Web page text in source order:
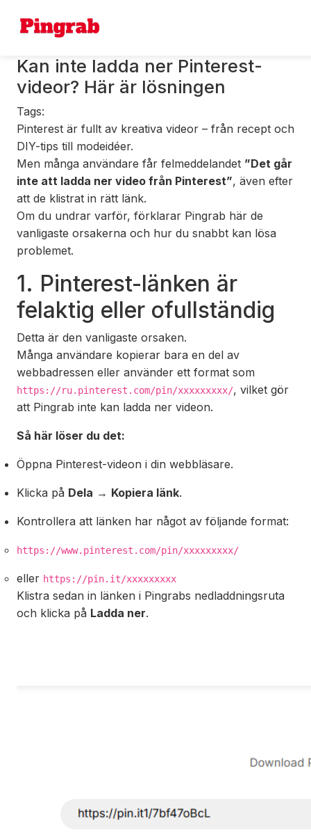
Kan inte ladda ner Pinterest-
videor? Här är lösningen
Tags:
Pinterest är fullt av kreativa videor – från recept och
DIY-tips till modeidéer.
Men många användare får felmeddelandet ”Det går
inte att ladda ner video från Pinterest”, även efter
att de klistrat in rätt länk.
Om du undrar varför, förklarar Pingrab här de
vanligaste orsakerna och hur du snabbt kan lösa
problemet.
1. Pinterest-länken är
felaktig eller ofullständig
Detta är den vanligaste orsaken.
Många användare kopierar bara en del av
webbadressen eller använder ett format som
https://ru.pinterest.com/pin/xxxxxxxxx/, vilket gör
att Pingrab inte kan ladda ner videon.
Så här löser du det:
Öppna Pinterest-videon i din webbläsare.
Klicka på Dela → Kopiera länk.
Kontrollera att länken har något av följande format:
https://www.pinterest.com/pin/xxxxxxxxx/
eller https://pin.it/xxxxxxxxx
Klistra sedan in länken i Pingrabs nedladdningsruta
och klicka på Ladda ner.